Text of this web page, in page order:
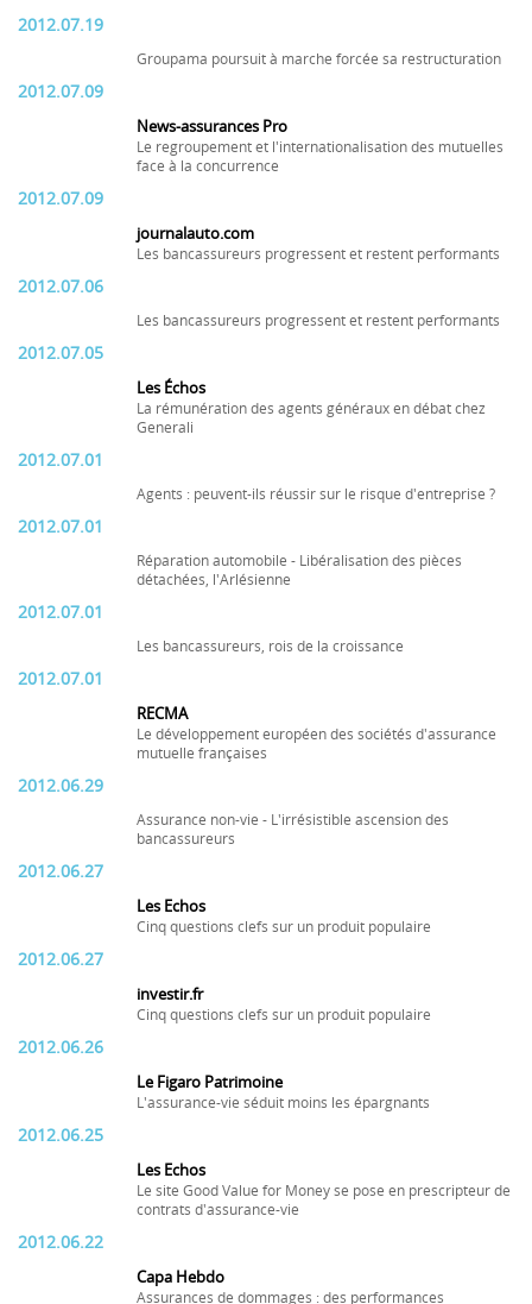
2012.07.19
Groupama poursuit à marche forcée sa restructuration
2012.07.09
News-assurances Pro
Le regroupement et l'internationalisation des mutuelles
face à la concurrence
2012.07.09
journalauto.com
Les bancassureurs progressent et restent performants
2012.07.06
Les bancassureurs progressent et restent performants
2012.07.05
Les Échos
La rémunération des agents généraux en débat chez
Generali
2012.07.01
Agents : peuvent-ils réussir sur le risque d'entreprise ?
2012.07.01
Réparation automobile - Libéralisation des pièces
détachées, l'Arlésienne
2012.07.01
Les bancassureurs, rois de la croissance
2012.07.01
RECMA
Le développement européen des sociétés d'assurance
mutuelle françaises
2012.06.29
Assurance non-vie - L'irrésistible ascension des
bancassureurs
2012.06.27
Les Echos
Cinq questions clefs sur un produit populaire
2012.06.27
investir.fr
Cinq questions clefs sur un produit populaire
2012.06.26
Le Figaro Patrimoine
L'assurance-vie séduit moins les épargnants
2012.06.25
Les Echos
Le site Good Value for Money se pose en prescripteur de
contrats d'assurance-vie
2012.06.22
Capa Hebdo
Assurances de dommages : des performances